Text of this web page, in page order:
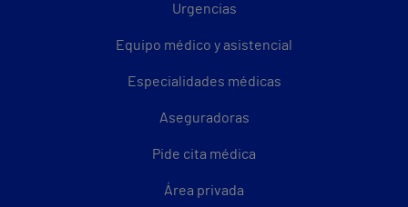
Urgencias
Equipo médico y asistencial
Especialidades médicas
Aseguradoras
Pide cita médica
Área privada